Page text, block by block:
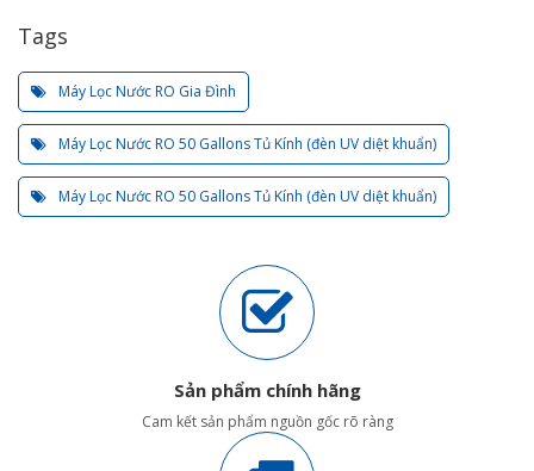
Tags
Máy Lọc Nước RO Gia Đình
Máy Lọc Nước RO 50 Gallons Tủ Kính (đèn UV diệt khuẩn)
Máy Lọc Nước RO 50 Gallons Tủ Kính (đèn UV diệt khuẩn)
Sản phẩm chính hãng
Cam kết sản phẩm nguồn gốc rõ ràng